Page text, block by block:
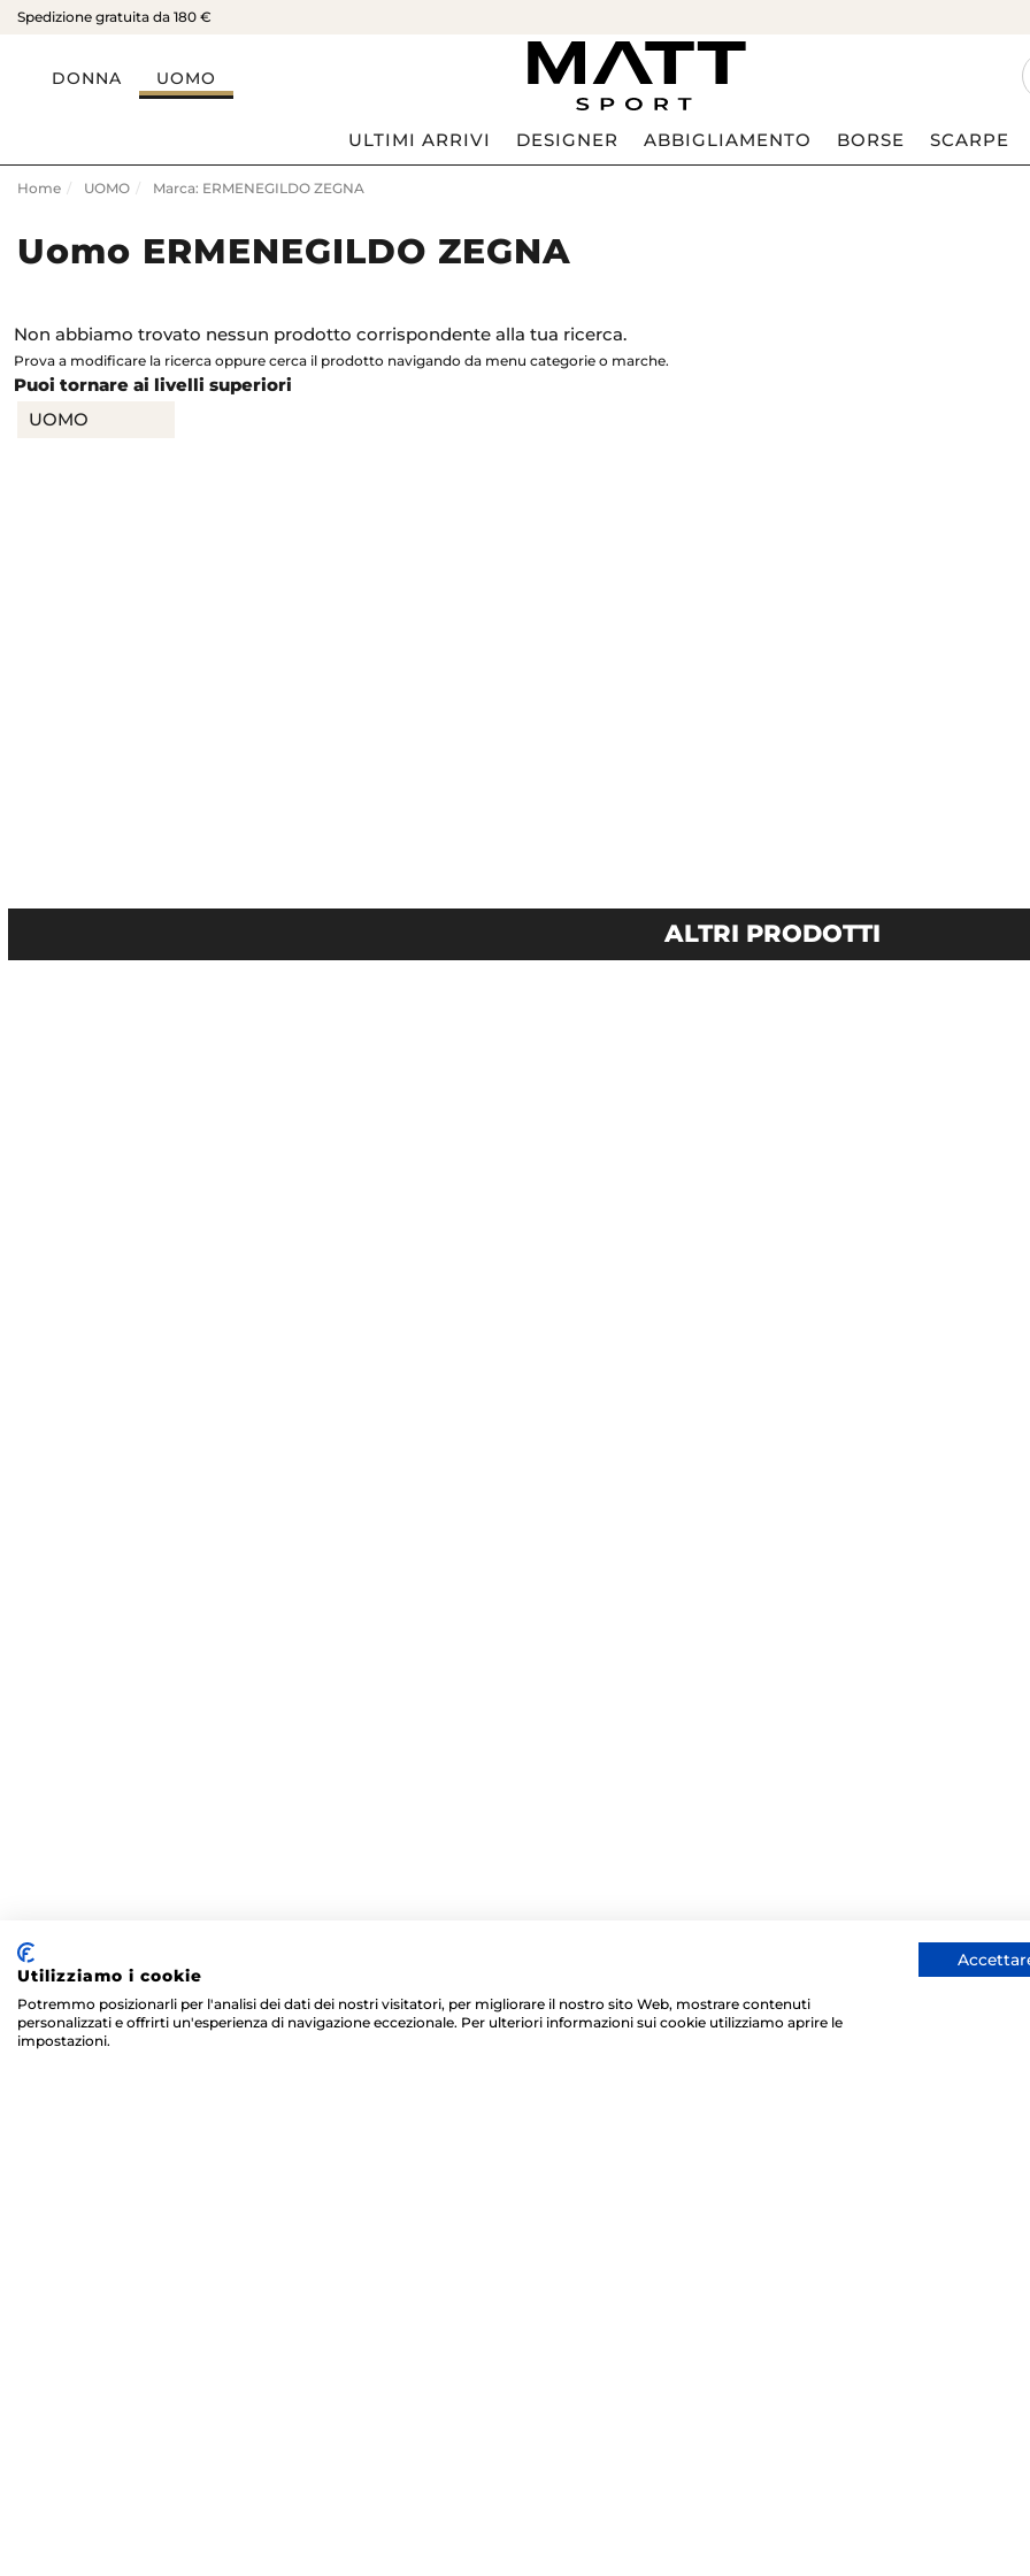
Spedizione gratuita da 180 €
DONNA UOMO
ULTIMI ARRIVI DESIGNER ABBIGLIAMENTO BORSE SCARPE
Home UOMO Marca: ERMENEGILDO ZEGNA
Uomo ERMENEGILDO ZEGNA
Non abbiamo trovato nessun prodotto corrispondente alla tua ricerca.
Prova a modificare la ricerca oppure cerca il prodotto navigando da menu categorie o marche.
Puoi tornare ai livelli superiori
UOMO
ALTRI PRODOTTI
Utilizziamo i cookie
Potremmo posizionarli per l'analisi dei dati dei nostri visitatori, per migliorare il nostro sito Web, mostrare contenuti
personalizzati e offrirti un'esperienza di navigazione eccezionale. Per ulteriori informazioni sui cookie utilizziamo aprire le
impostazioni.